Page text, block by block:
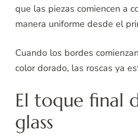
que las piezas comiencen a
manera uniforme desde el
Cuando los bordes
color dorado, las roscas ya
El toque final
glass